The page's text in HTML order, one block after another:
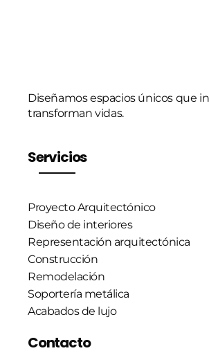
Diseñamos espacios únicos que
transforman vidas.
Servicios
Proyecto Arquitectónico
Diseño de interiores
Representación arquitectónica
Construcción
Remodelación
Soportería metálica
Acabados de lujo
Contacto